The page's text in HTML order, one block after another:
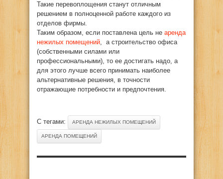
Такие перевоплощения станут отличным
решением в полноценной работе каждого из
отделов фирмы.
Таким образом, если поставлена цель не аренда
нежилых помещений, а строительство офиса
(собственными силами или
профессиональными), то ее достигать надо, а
для этого лучше всего принимать наиболее
альтернативные решения, в точности
отражающие потребности и предпочтения.
С тегами: АРЕНДА НЕЖИЛЫХ ПОМЕЩЕНИЙ
АРЕНДА ПОМЕЩЕНИЙ